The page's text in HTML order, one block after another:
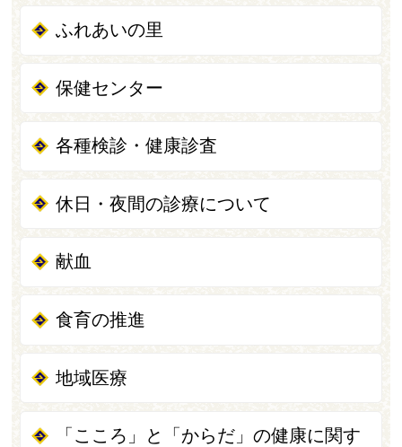
ふれあいの里
保健センター
各種検診・健康診査
休日・夜間の診療について
献血
食育の推進
地域医療
「こころ」と「からだ」の健康に関す